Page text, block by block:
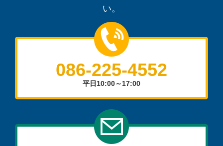
い。
086-225-4552
平日10:00～17:00